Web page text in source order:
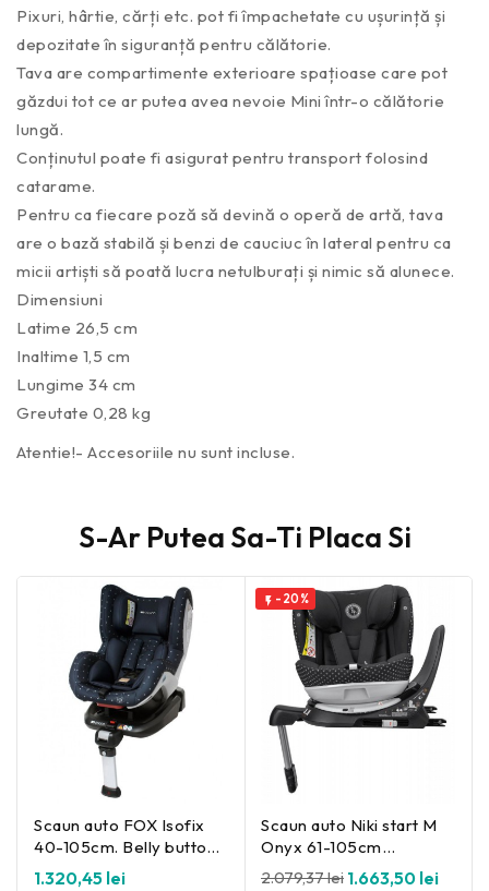
Pixuri, hârtie, cărți etc. pot fi împachetate cu ușurință și
depozitate în siguranță pentru călătorie.
Tava are compartimente exterioare spațioase care pot
găzdui tot ce ar putea avea nevoie Mini într-o călătorie
lungă.
Conținutul poate fi asigurat pentru transport folosind
catarame.
Pentru ca fiecare poză să devină o operă de artă, tava
are o bază stabilă și benzi de cauciuc în lateral pentru ca
micii artiști să poată lucra netulburați și nimic să alunece.
Dimensiuni
Latime 26,5 cm
Inaltime 1,5 cm
Lungime 34 cm
Greutate 0,28 kg
Atentie!- Accesoriile nu sunt incluse.
S-Ar Putea Sa-Ti Placa Si
Scaun auto FOX Isofix
40-105cm. Belly button
Osann
1.320,45 lei
 -20%
Scaun auto Niki start M
Onyx 61-105cm
Storchenmühle
2.079,37 lei 1.663,50 lei